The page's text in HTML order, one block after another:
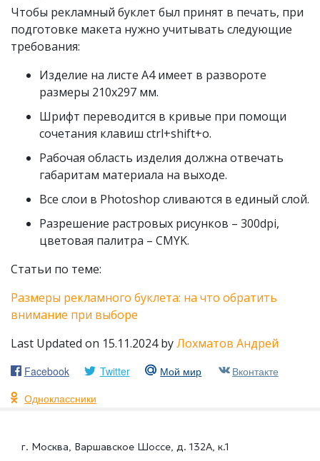
Чтобы рекламный буклет был принят в печать, при
подготовке макета нужно учитывать следующие
требования:
Изделие на листе А4 имеет в развороте
размеры 210х297 мм.
Шрифт переводится в кривые при помощи
сочетания клавиш ctrl+shift+o.
Рабочая область изделия должна отвечать
габаритам материала на выходе.
Все слои в Photoshop сливаются в единый слой.
Разрешение растровых рисунков – 300dpi,
цветовая палитра – CMYK.
Статьи по теме:
Размеры рекламного буклета: на что обратить
внимание при выборе
Last Updated on 15.11.2024 byЛохматов Андрей
Facebook Twitter Мой мир
Вконтакте
Одноклассники
г. Москва, Варшавское Шоссе, д. 132А, к.1